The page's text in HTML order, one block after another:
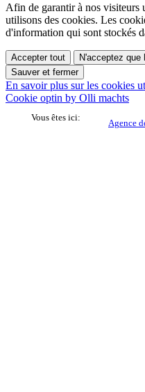
Vous êtes ici:
Agence
Afin de garantir à nos visiteurs
utilisons des cookies. Les
d'information qui sont stockés
Accepter tout
N'acceptez
Sauver et fermer
En savoir plus sur les cookies
Cookie optin by Olli machts